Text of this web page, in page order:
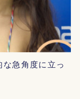
急角度に立っ